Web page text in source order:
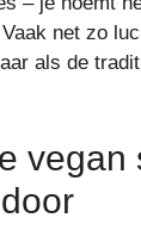
net zo
als de
vegan